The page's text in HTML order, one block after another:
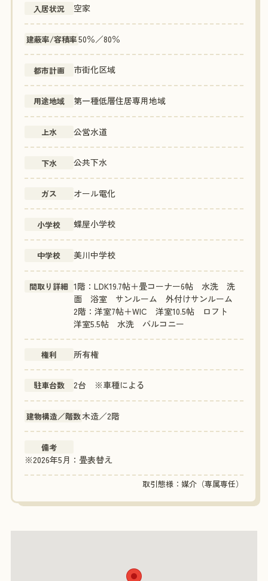
入居状況 空家
建蔽率/容積率50％／80％
都市計画 市街化区域
用途地域 第一種低層住居専用地域
上水 公営水道
下水 公共下水
ガス オール電化
小学校 蝶屋小学校
中学校 美川中学校
間取り詳細 1階：LDK19.7帖＋畳コーナー6帖 水洗 洗
面 浴室 サンルーム 外付けサンルーム
2階：洋室7帖＋WIC 洋室10.5帖 ロフト
洋室5.5帖 水洗 バルコニー
権利 所有権
駐車台数 2台 ※車種による
建物構造／階数木造／2階
備考
※2026年5月：畳表替え
取引態様：媒介（専属専任）